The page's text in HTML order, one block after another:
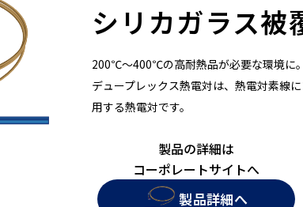
シリカガラス被
200℃～400℃の高耐熱品が必要な環境に。
デュープレックス熱電対は、熱電対素線
用する熱電対です。
製品の詳細は
コーポレートサイトへ
製品詳細へ